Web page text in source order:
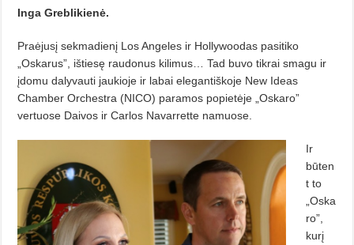
Inga Greblikienė.
Praėjusį sekmadienį Los Angeles ir Hollywoodas pasitiko
„Oskarus”, ištiesę raudonus kilimus… Tad buvo tikrai smagu ir
įdomu dalyvauti jaukioje ir labai elegantiškoje New Ideas
Chamber Orchestra (NICO) paramos popietėje „Oskaro”
vertuose Daivos ir Carlos Navarrette namuose.
Ir
būten
t to
„Oska
ro”,
kurį